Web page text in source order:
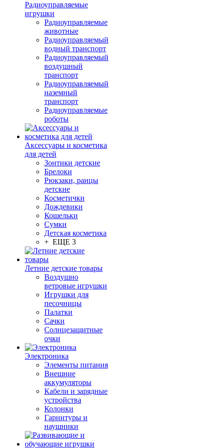
Радиоуправляемые
игрушки
Радиоуправляемые
животные
Радиоуправляемый
водный транспорт
Радиоуправляемый
воздушный
транспорт
Радиоуправляемый
наземный
транспорт
Радиоуправляемые
роботы
Аксессуары и косметика
для детей
Зонтики детские
Брелоки
Рюкзаки, ранцы
детские
Косметички
Дождевики
Кошельки
Сумки
Детская косметика
+ ЕЩЕ 3
Летние детские товары
Воздушно
ветровые игрушки
Игрушки для
песочницы
Палатки
Сачки
Солнцезащитные
очки
Электроника
Элементы питания
Внешние
аккумуляторы
Кабели и зарядные
устройства
Колонки
Гарнитуры и
наушники